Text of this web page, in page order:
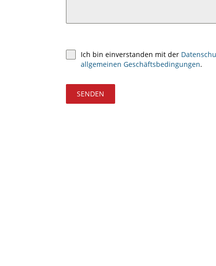
Ich bin einverstanden mit der
allgemeinen Geschäftsbedingungen.
SENDEN